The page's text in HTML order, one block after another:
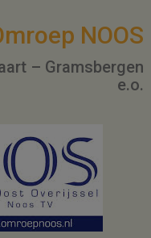
NOOS
– Gramsbergen
e.o.